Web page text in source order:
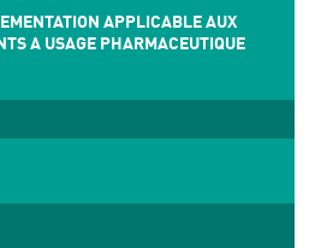
APPLICABLE AUX
A USAGE PHARMACEUTIQUE